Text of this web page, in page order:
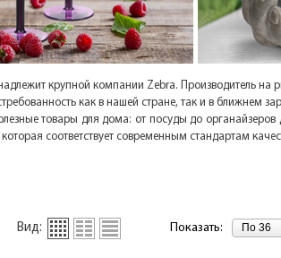
крупной компании Zebra. Производитель на
как в нашей стране, так и в ближнем
товары для дома: от посуды до органайзеров
соответствует современным стандартам
Вид: Показать: По 36